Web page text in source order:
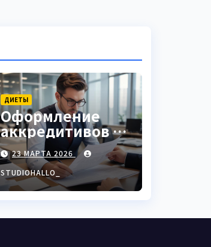
ДИЕТЫ
Оформление
аккредитивов в
международной
торговле
23 МАРТА 2026
STUDIOHALLO_